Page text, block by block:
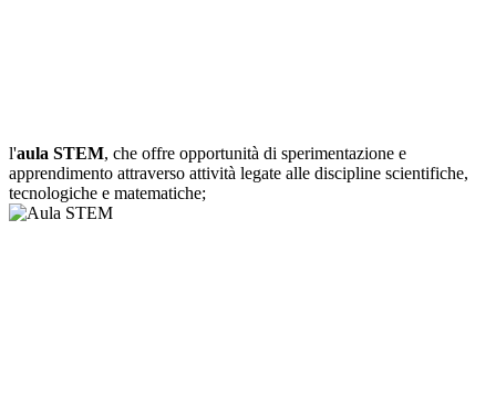
l'aula STEM, che offre opportunità di sperimentazione e
apprendimento attraverso attività legate alle discipline scientifiche,
tecnologiche e matematiche;